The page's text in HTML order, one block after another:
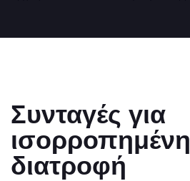
Συνταγές για
ισορροπημένη
διατροφή